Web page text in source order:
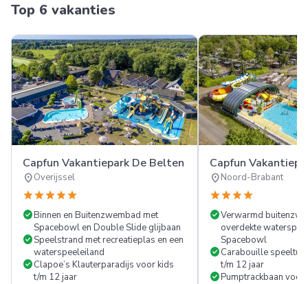
Top 6 vakanties
Capfun Vakantiepark De Belten
location_onOverijssel
starstarstarstarstar
check_circleBinnen en Buitenzwembad met
Spacebowl en Double Slide glijbaan
check_circleSpeelstrand met recreatieplas en een
waterspeeleiland
check_circleClapoe’s Klauterparadijs voor kids
t/m 12 jaar
Capfun
location_onNoord-Brabant
starstarstarstar
check_circleVerwarmd
overdekte
Spacebowl
check_circleCarabouille
t/m 12 jaar
check_circlePumptrackbaan voor